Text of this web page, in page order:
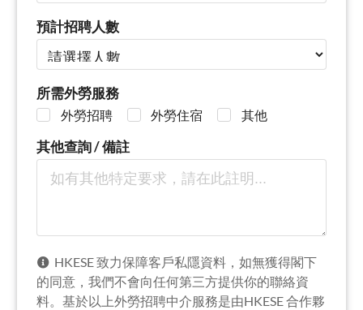
預計招聘人數
所需外勞服務
外勞招聘 外勞住宿 其他
其他查詢 / 備註
HKESE 致力保障客戶私隱資料，如無獲得閣下
的同意，我們不會向任何第三方提供你的聯絡資
料。基於以上外勞招聘中介服務是由HKESE 合作夥